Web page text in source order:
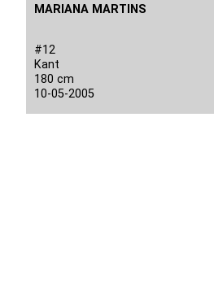
MARIANA MARTINS
#12
Kant
180 cm
10-05-2005